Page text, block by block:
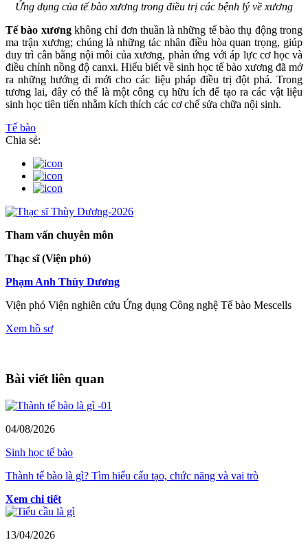
Ứng dụng của tế bào xương trong điều trị các bệnh lý về xương
Tế bào xươngkhông chỉ đơn thuần là những tế bào thụ động trong
ma trận xương; chúng là những tác nhân điều hòa quan trọng, giúp
duy trì cân bằng nội môi của xương, phản ứng với áp lực cơ học và
điều chỉnh nồng độ canxi. Hiểu biết về sinh học tế bào xương đã mở
ra những hướng đi mới cho các liệu pháp điều trị đột phá. Trong
tương lai, đây có thể là một công cụ hữu ích để tạo ra các vật liệu
sinh học tiên tiến nhằm kích thích các cơ chế sửa chữa nội sinh.
Tế bào
Chia sẻ:
Tham vấn chuyên môn
Thạc sĩ (Viện phó)
Phạm Anh Thùy Dương
Viện phó Viện nghiên cứu Ứng dụng Công nghệ Tế bào Mescells
Xem hồ sơ
Bài viết liên quan
04/08/2026
Sinh học tế bào
Thành tế bào là gì? Tìm hiểu cấu tạo, chức năng và vai trò
Xem chi tiết
13/04/2026